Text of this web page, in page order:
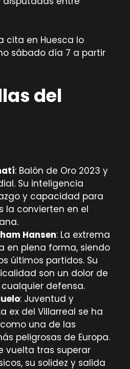
cita en Huesca lo
sábado día 7 a partir
del
: Balón de Oro 2023 y
Su inteligencia
y capacidad para
la convierten en el
Hansen: La extrema
en plena forma, siendo
últimos partidos. Su
son un dolor de
defensa.
: Juventud y
ex del Villarreal se ha
una de las
peligrosas de Europa.
vuelta tras superar
su solidez y salida